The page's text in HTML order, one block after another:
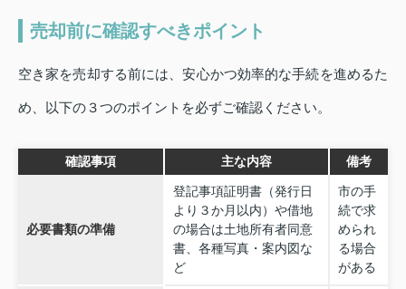
売却前に確認すべきポイント
空き家を売却する前には、安心かつ効率的な手続を進めるた
め、以下の３つのポイントを必ずご確認ください。
確認事項 主な内容 備考
必要書類の準備
登記事項証明書（発行日
より３か月以内）や借地
の場合は土地所有者同意
書、各種写真・案内図な
ど
市の手
続で求
められ
る場合
がある